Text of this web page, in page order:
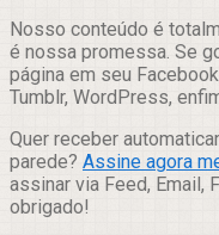
Nosso conteúdo é
é nossa promessa. Se
página em seu
Tumblr, WordPress,
Quer receber
parede? Assine agora
assinar via Feed, Email,
obrigado!